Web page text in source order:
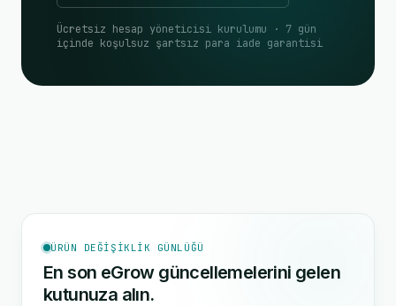
Ücretsiz hesap yöneticisi kurulumu · 7 gün
içinde koşulsuz şartsız para iade garantisi
ÜRÜN DEĞIŞIKLIK GÜNLÜĞÜ
En son eGrow güncellemelerini gelen
kutunuza alın.